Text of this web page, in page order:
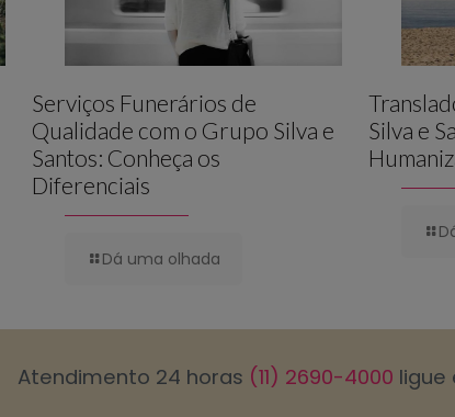
Serviços Funerários de
Qualidade com o Grupo Silva e
Santos: Conheça os
Diferenciais
Dá uma olhada
Silva e
Atendimento 24 horas (11) 2690-4000 ligue